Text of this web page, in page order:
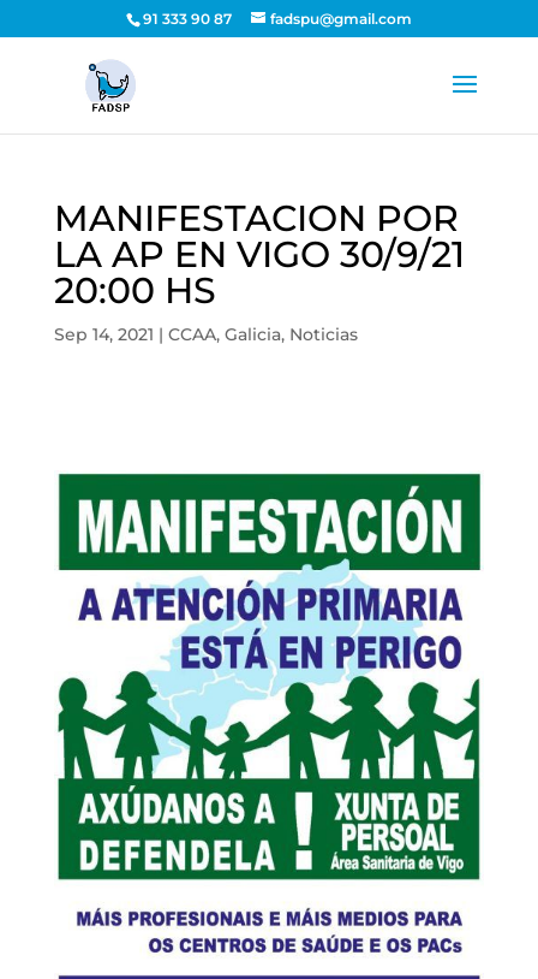
91 333 90 87 fadspu@gmail.com
MANIFESTACION POR
LA AP EN VIGO 30/9/21
20:00 HS
Sep 14, 2021 | CCAA, Galicia, Noticias